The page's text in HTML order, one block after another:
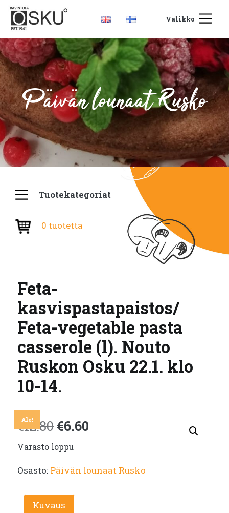
Valikko
Päivän lounaat Rusko
Tuotekategoriat
0 tuotetta
Feta-
kasvispastapaistos/
Feta-vegetable pasta
casserole (l). Nouto
Ruskon Osku 22.1. klo
10-14.
Ale!
€12.80 Alkuperäinen
hinta
oli:
€12.80.
€6.60
on:
Varasto loppu
Osasto: Päivän lounaat Rusko
Kuvaus